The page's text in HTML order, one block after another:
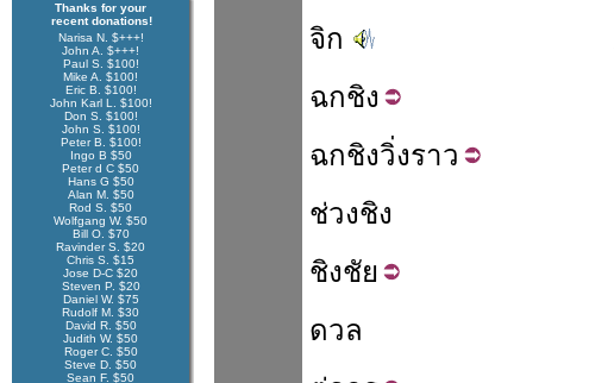
Thanks for your
recent donations!
Narisa N. $+++!
John A. $+++!
Paul S. $100!
Mike A. $100!
Eric B. $100!
John Karl L. $100!
Don S. $100!
John S. $100!
Peter B. $100!
Ingo B $50
Peter d C $50
Hans G $50
Alan M. $50
Rod S. $50
Wolfgang W. $50
Bill O. $70
Ravinder S. $20
Chris S. $15
Jose D-C $20
Steven P. $20
Daniel W. $75
Rudolf M. $30
David R. $50
Judith W. $50
Roger C. $50
Steve D. $50
Sean F. $50
จิก
ฉกชิง
ฉกชิงวิ่งราว
ช่วงชิง
ชิงชัย
ดวล